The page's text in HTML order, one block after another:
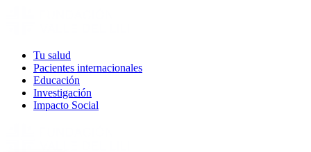
Tu salud
Pacientes internacionales
Educación
Investigación
Impacto Social